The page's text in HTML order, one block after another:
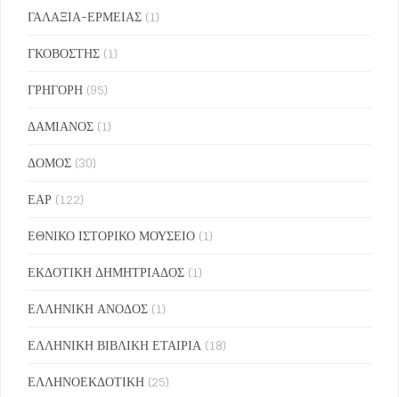
ΓΑΛΑΞΙΑ-ΕΡΜΕΙΑΣ (1)
ΓΚΟΒΟΣΤΗΣ (1)
ΓΡΗΓΟΡΗ (95)
ΔΑΜΙΑΝΟΣ (1)
ΔΟΜΟΣ (30)
ΕΑΡ (122)
ΕΘΝΙΚΟ ΙΣΤΟΡΙΚΟ ΜΟΥΣΕΙΟ (1)
ΕΚΔΟΤΙΚΗ ΔΗΜΗΤΡΙΑΔΟΣ (1)
ΕΛΛΗΝΙΚΗ ΑΝΟΔΟΣ (1)
ΕΛΛΗΝΙΚΗ ΒΙΒΛΙΚΗ ΕΤΑΙΡΙΑ (18)
ΕΛΛΗΝΟΕΚΔΟΤΙΚΗ (25)